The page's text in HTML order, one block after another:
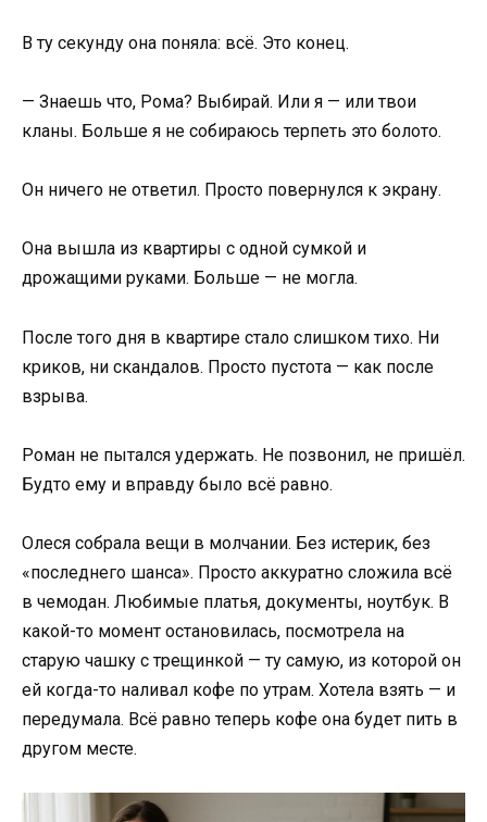
В ту секунду она поняла: всё. Это конец.
— Знаешь что, Рома? Выбирай. Или я — или твои
кланы. Больше я не собираюсь терпеть это болото.
Он ничего не ответил. Просто повернулся к экрану.
Она вышла из квартиры с одной сумкой и
дрожащими руками. Больше — не могла.
После того дня в квартире стало слишком тихо. Ни
криков, ни скандалов. Просто пустота — как после
взрыва.
Роман не пытался удержать. Не позвонил, не пришёл.
Будто ему и вправду было всё равно.
Олеся собрала вещи в молчании. Без истерик, без
«последнего шанса». Просто аккуратно сложила всё
в чемодан. Любимые платья, документы, ноутбук. В
какой-то момент остановилась, посмотрела на
старую чашку с трещинкой — ту самую, из которой он
ей когда-то наливал кофе по утрам. Хотела взять — и
передумала. Всё равно теперь кофе она будет пить в
другом месте.